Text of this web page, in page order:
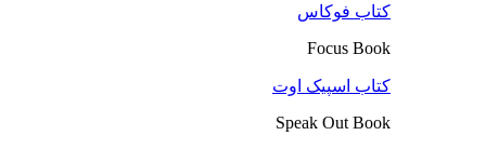
کتاب فوکاس
Focus Book
کتاب اسپیک اوت
Speak Out Book